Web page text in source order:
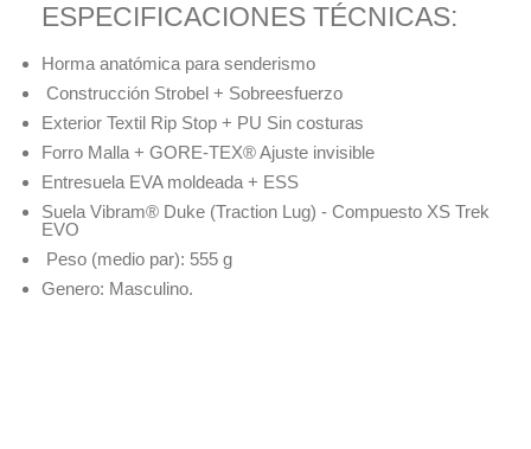
ESPECIFICACIONES TÉCNICAS:
Horma anatómica para senderismo
Construcción Strobel + Sobreesfuerzo
Exterior Textil Rip Stop + PU Sin costuras
Forro Malla + GORE-TEX® Ajuste invisible
Entresuela EVA moldeada + ESS
Suela Vibram® Duke (Traction Lug) - Compuesto XS Trek
EVO
Peso (medio par): 555 g
Genero: Masculino.